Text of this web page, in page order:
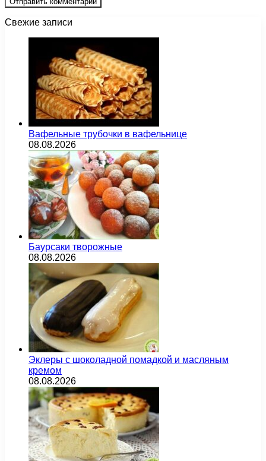
Свежие записи
Вафельные трубочки в вафельнице
08.08.2026
Баурсаки творожные
08.08.2026
Эклеры с шоколадной помадкой и масляным
кремом
08.08.2026